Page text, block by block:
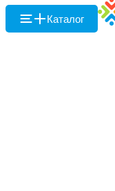
Каталог